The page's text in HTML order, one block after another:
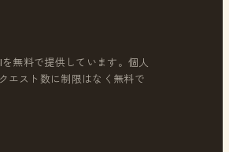
無料で提供しています。個人
エスト数に制限はなく無料で